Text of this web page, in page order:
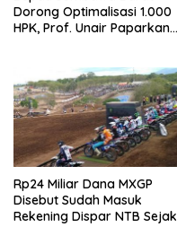
Dorong Optimalisasi 1.000
HPK, Prof. Unair Paparkan
Rp24 Miliar Dana MXGP
Disebut Sudah Masuk
Rekening Dispar NTB Sejak